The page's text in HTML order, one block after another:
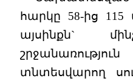
հարկը 58-ից 115
այսինքն`
տնտեսվարող